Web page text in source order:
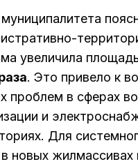
увеличила
. Это привело к
проблем в сферах
и
Для
новых жилмассивах